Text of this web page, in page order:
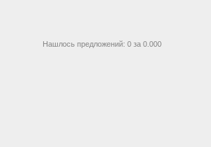
Нашлось предложений: 0 за 0.000